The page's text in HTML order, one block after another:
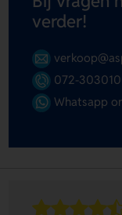
verder!
072-
Whatsapp